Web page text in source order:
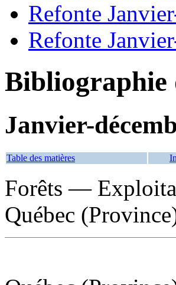
Refonte
Refonte
Bibliographie
Janvier-
Table des matières
Forêts —
Québec